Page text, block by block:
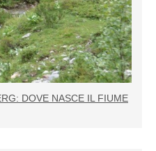
DOVE NASCE IL FIUME